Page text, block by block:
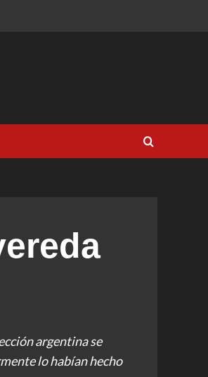
argentina se
lo habían hecho